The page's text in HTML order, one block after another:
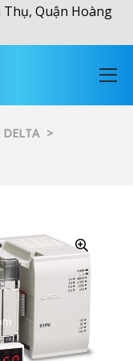
Thụ, Quận Hoàng
DELTA >